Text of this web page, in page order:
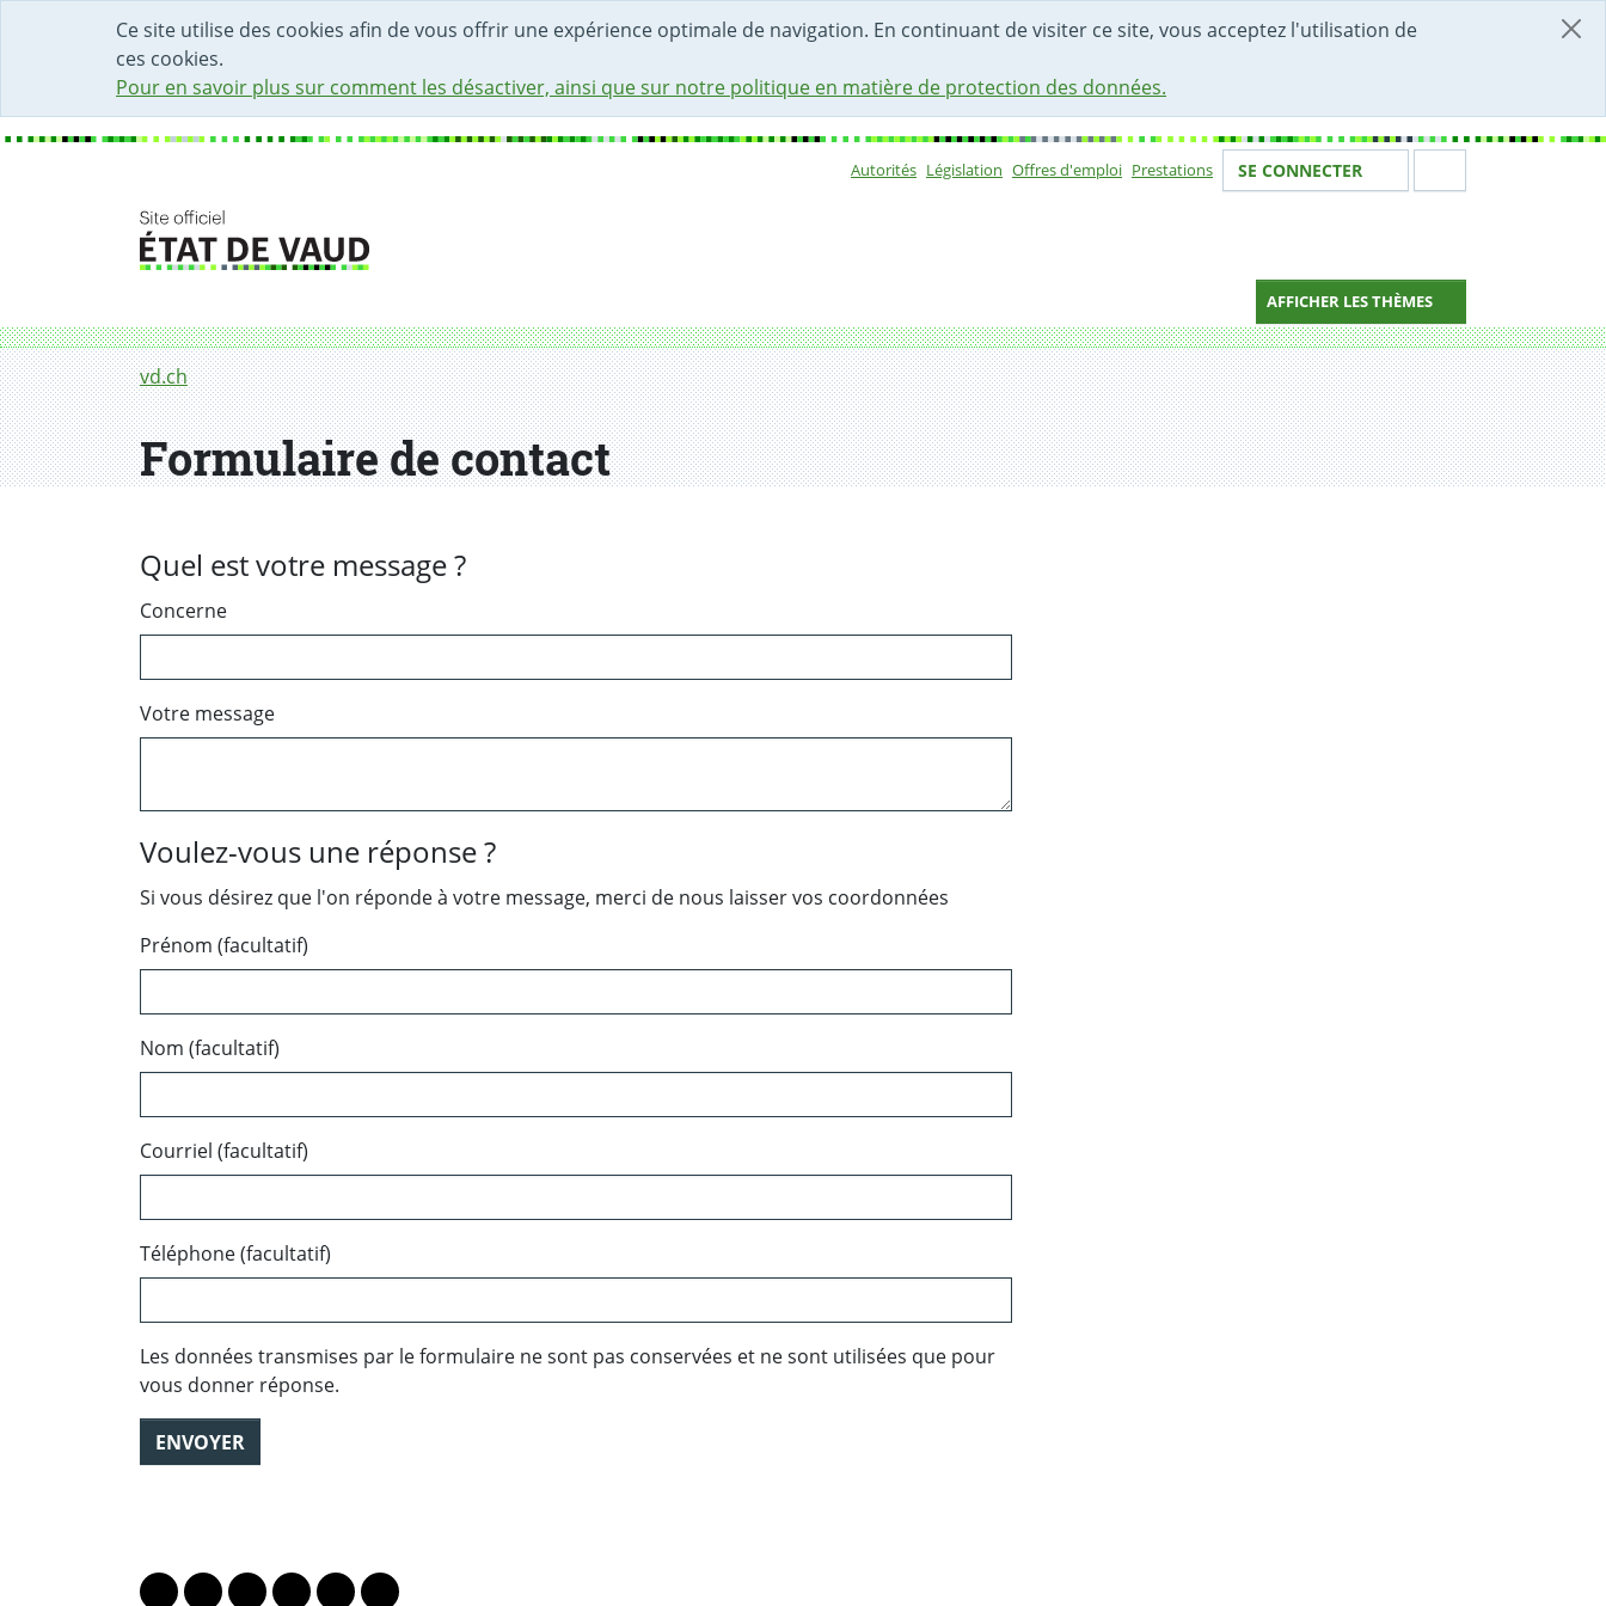
Ce site utilise des cookies afin de vous offrir une expérience optimale de navigation. En continuant de visiter ce site, vous acceptez l'utilisation de
ces cookies.
Pour en savoir plus sur comment les désactiver, ainsi que sur notre politique en matière de protection des données.
DÉBUT DU CONTENU DE LA PAGE
ACCÈS AU CHAMP DE RECHERCHE
PAGE D'ACCUEIL
FORMULAIRE DE CONTACT
Autorités Législation Offres d'emploi Prestations Votre identité
SE CONNECTER
AFFICHER LES THÈMES
Fil d'Ariane
vd.ch
Formulaire de contact
Formulaire de contact
Quel est votre message ?
Concerne
Votre message
Voulez-vous une réponse ?
Si vous désirez que l'on réponde à votre message, merci de nous laisser vos coordonnées
Prénom (facultatif)
Nom (facultatif)
Courriel (facultatif)
Téléphone (facultatif)
Les données transmises par le formulaire ne sont pas conservées et ne sont utilisées que pour
vous donner réponse.
ENVOYER